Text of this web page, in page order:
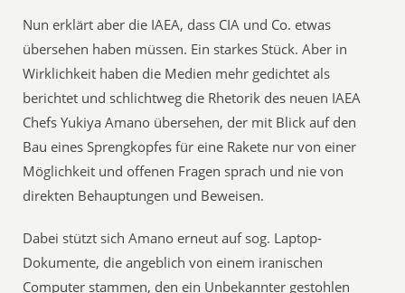
Nun erklärt aber die IAEA, dass CIA und Co. etwas
übersehen haben müssen. Ein starkes Stück. Aber in
Wirklichkeit haben die Medien mehr gedichtet als
berichtet und schlichtweg die Rhetorik des neuen IAEA
Chefs Yukiya Amano übersehen, der mit Blick auf den
Bau eines Sprengkopfes für eine Rakete nur von einer
Möglichkeit und offenen Fragen sprach und nie von
direkten Behauptungen und Beweisen.
Dabei stützt sich Amano erneut auf sog. Laptop-
Dokumente, die angeblich von einem iranischen
Computer stammen, den ein Unbekannter gestohlen